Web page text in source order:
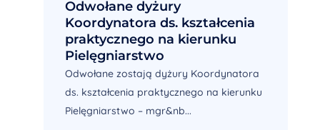
Odwołane dyżury
Koordynatora ds. kształcenia
praktycznego na kierunku
Pielęgniarstwo
Odwołane zostają dyżury Koordynatora
ds. kształcenia praktycznego na kierunku
Pielęgniarstwo – mgr&nb...